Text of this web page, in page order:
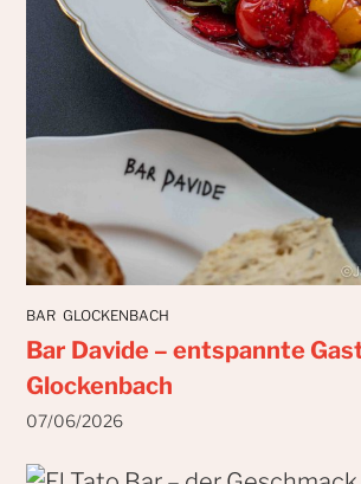
BAR GLOCKENBACH
Bar Davide – entspannte
Glockenbach
07/06/2026